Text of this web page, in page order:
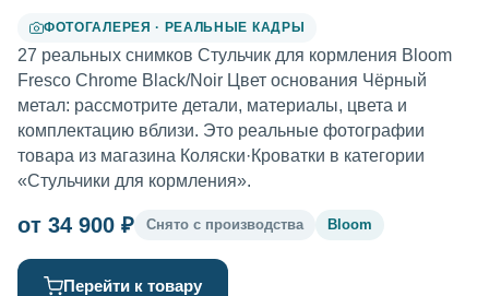
ФОТОГАЛЕРЕЯ · РЕАЛЬНЫЕ КАДРЫ
27 реальных снимков Стульчик для кормления Bloom
Fresco Chrome Black/Noir Цвет основания Чёрный
метал: рассмотрите детали, материалы, цвета и
комплектацию вблизи. Это реальные фотографии
товара из магазина Коляски·Кроватки в категории
«Стульчики для кормления».
от 34 900 ₽ Снято с производства Bloom
Перейти к товару